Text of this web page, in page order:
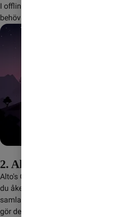
I offline-läget kan du förlora dig i dina
behöva internetuppkoppling.
2. Alto's Odyssey
Alto's Odyssey är ett vackert utformat
du åker snowboard genom olika
samlar mynt. Spelets enkla kontroller
gör det till ett perfekt spel att koppla